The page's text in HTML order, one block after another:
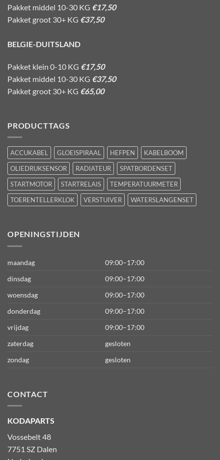
Pakket middel 10-30 KG €17,50
Pakket groot 30+ KG €37,50
BELGIE-DUITSLAND
Pakket klein 0-10 KG €17,50
Pakket middel 10-30 KG €37,50
Pakket groot 30+ KG €65,00
PRODUCTTAGS
ACCUKABEL GLOEISPIRAAL HEFPEN
KABELBOOM
OLIEDRUKSENSOR
RADIATEUR
SPATBORDENSET
STARTMOTOR
STARTRELAIS
TEMPERATUURMETER
TOERENTELLERKLOK
VERSTUIVER WATERSLANGENSET
OPENINGSTIJDEN
maandag
09:00–17:00
dinsdag
09:00–17:00
woensdag
09:00–17:00
donderdag
09:00–17:00
vrijdag
09:00–17:00
zaterdag
gesloten
zondag
gesloten
CONTACT
KODAPARTS
Vossebelt 48
7751 SZ Dalen